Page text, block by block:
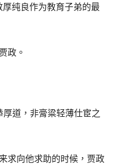
纯良作为教育子弟的最
政。
道，非膏粱轻薄仕宦之
求向他求助的时候，贾政